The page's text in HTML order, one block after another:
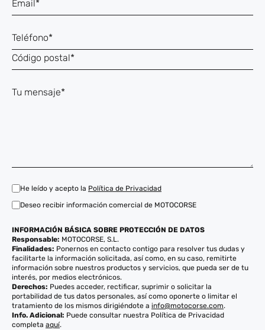
He leído y acepto la Política de Privacidad
Deseo recibir información comercial de MOTOCORSE
INFORMACIÓN BÁSICA SOBRE PROTECCIÓN DE DATOS
Responsable: MOTOCORSE, S.L.
Finalidades: Ponernos en contacto contigo para resolver tus dudas y
facilitarte la información solicitada, así como, en su caso, remitirte
información sobre nuestros productos y servicios, que pueda ser de tu
interés, por medios electrónicos.
Derechos: Puedes acceder, rectificar, suprimir o solicitar la
portabilidad de tus datos personales, así como oponerte o limitar el
tratamiento de los mismos dirigiéndote a info@motocorse.com.
Info. Adicional: Puede consultar nuestra Política de Privacidad
completa aquí.